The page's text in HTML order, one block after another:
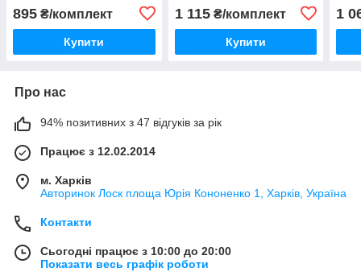
895 ₴/комплект
Купити
Tuning"
1 115₴/комплект
Купити
шт.,
1
Про нас
94% позитивних з 47 відгуків за рік
Працює з 12.02.2014
м. Харків
Авторинок Лоск площа Юрія Кононенко 1, Харків, Україна
Контакти
Сьогодні працює з 10:00 до 20:00
Показати весь графік роботи